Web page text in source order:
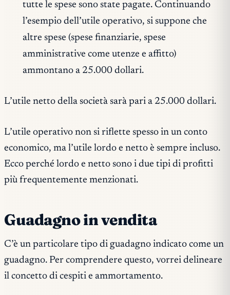
tutte le spese sono state pagate. Continuando
l’esempio dell’utile operativo, si suppone che
altre spese (spese finanziarie, spese
amministrative come utenze e affitto)
ammontano a 25.000 dollari.
L’utile netto della società sarà pari a 25.000 dollari.
L’utile operativo non si riflette spesso in un conto
economico, ma l’utile lordo e netto è sempre incluso.
Ecco perché lordo e netto sono i due tipi di profitti
più frequentemente menzionati.
Guadagno in vendita
C’è un particolare tipo di guadagno indicato come un
guadagno. Per comprendere questo, vorrei delineare
il concetto di cespiti e ammortamento.